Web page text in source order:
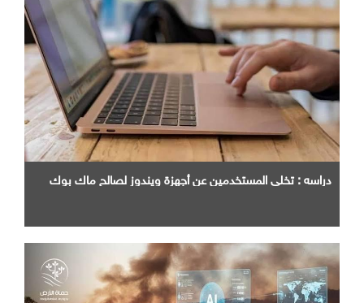
دراسه : تخلي المستخدمين عن أجهزة ويندوز لصالح ماك بوك